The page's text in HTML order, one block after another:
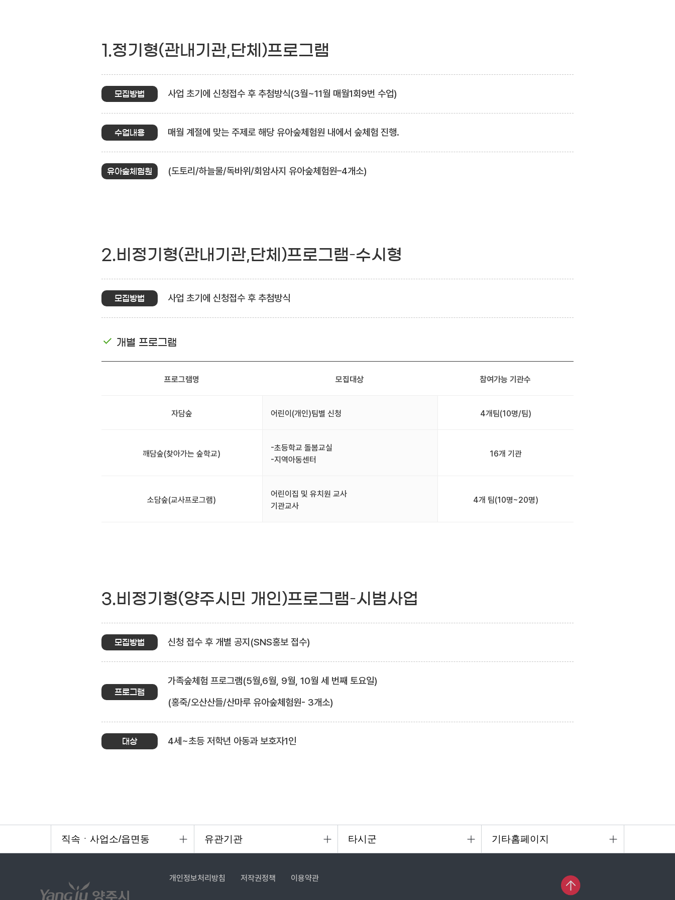
1.정기형(관내기관,단체)프로그램
모집방법 사업 초기에 신청접수 후 추첨방식(3월~11월 매월1회9번 수업)
수업내용 매월 계절에 맞는 주제로 해당 유아숲체험원 내에서 숲체험 진행.
유아숲체험원 (도토리/하늘물/독바위/회암사지 유아숲체험원–4개소)
2.비정기형(관내기관,단체)프로그램–수시형
모집방법 사업 초기에 신청접수 후 추첨방식
개별 프로그램
프로그램명 모집대상 참여가능 기관수
자담숲 어린이(개인)팀별 신청 4개팀(10명/팀)
깨담숲(찾아가는 숲학교)
-초등학교 돌봄교실
-지역아동센터
16개 기관
소담숲(교사프로그램)
어린이집 및 유치원 교사
기관교사
4개 팀(10명~20명)
3.비정기형(양주시민 개인)프로그램–시범사업
모집방법 신청 접수 후 개별 공지(SNS홍보 접수)
프로그램
가족숲체험 프로그램(5월,6월, 9월, 10월 세 번째 토요일)
(홍죽/오산산들/산마루 유아숲체험원- 3개소)
대상 4세~초등 저학년 아동과 보호자1인
개인정보처리방침 저작권정책 이용약관